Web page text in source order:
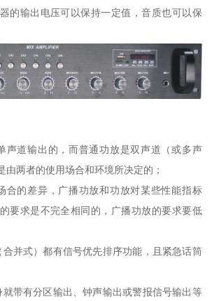
的输出电压可以保持一定值，音质也可以保
声道输出的，而普通功放是双声道（或多声
由两者的使用场合和环境所决定的；
合的差异，广播功放和功放对某些性能指标
要求是不完全相同的，广播功放的要求要低
并式）都有信号优先排序功能，且紧急话筒
带有分区输出、钟声输出或警报信号输出等